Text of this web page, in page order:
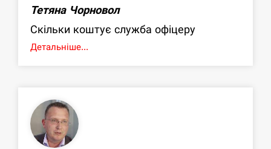
Тетяна Чорновол
Скільки коштує служба офіцеру
Детальніше...